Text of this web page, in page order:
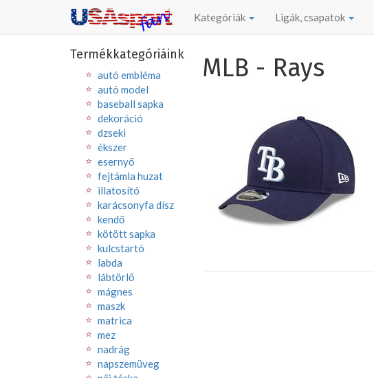
Kategóriák Ligák, csapatok
Termékkategóriáink
autó embléma
autó model
baseball sapka
dekoráció
dzseki
ékszer
esernyő
fejtámla huzat
illatosító
karácsonyfa dísz
kendő
kötött sapka
kulcstartó
labda
lábtörlő
mágnes
maszk
matrica
mez
nadrág
napszemüveg
MLB - Rays